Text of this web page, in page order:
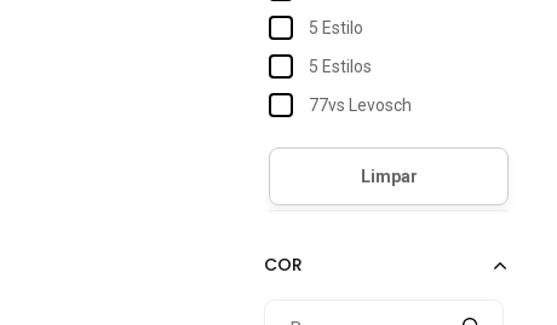
38
5 Estilo
5 Estilos
77vs Levosch
Acostamento
Acostamento Essentials